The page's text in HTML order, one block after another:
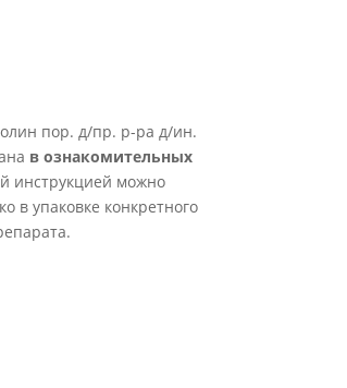
пор. д/пр. р-ра д/ин.
в ознакомительных
инструкцией можно
в упаковке конкретного